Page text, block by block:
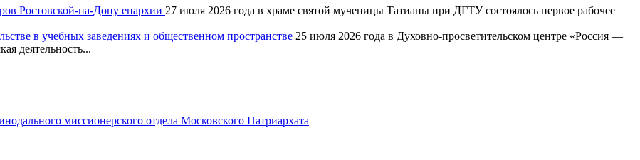
Ростовской-на-Дону епархии 27 июля 2026 года в храме святой мученицы Татианы при ДГТУ состоялось первое рабочее
в учебных заведениях и общественном пространстве 25 июля 2026 года в Духовно-просветительском центре «Россия —
деятельность...
миссионерского отдела Московского Патриархата